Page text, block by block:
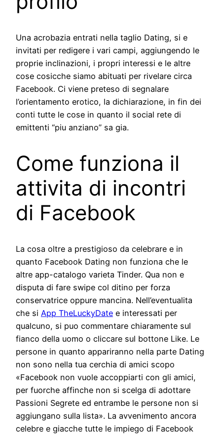
Una acrobazia entrati nella taglio Dating, si e
invitati per redigere i vari campi, aggiungendo le
proprie inclinazioni, i propri interessi e le altre
cose cosicche siamo abituati per rivelare circa
Facebook. Ci viene preteso di segnalare
l’orientamento erotico, la dichiarazione, in fin dei
conti tutte le cose in quanto il social rete di
emittenti “piu anziano” sa gia.
Come funziona il
attivita di incontri
di Facebook
La cosa oltre a prestigioso da celebrare e in
quanto Facebook Dating non funziona che le
altre app-catalogo varieta Tinder. Qua non e
disputa di fare swipe col ditino per forza
conservatrice oppure mancina. Nell’eventualita
che si App TheLuckyDate e interessati per
qualcuno, si puo commentare chiaramente sul
fianco della uomo o cliccare sul bottone Like. Le
persone in quanto appariranno nella parte Dating
non sono nella tua cerchia di amici scopo
«Facebook non vuole accoppiarti con gli amici,
per fuorche affinche non si scelga di adottare
Passioni Segrete ed entrambe le persone non si
aggiungano sulla lista». La avvenimento ancora
celebre e giacche tutte le impiego di Facebook